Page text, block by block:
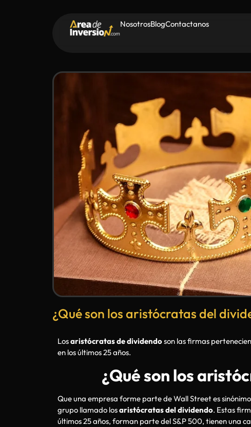
NosotrosBlogContactanos
¿Qué son los aristócratas del
Losaristócratas de dividendoson las firmas
en los últimos 25 años.
¿Qué son los
Que una empresa forme parte de Wall Street es
grupo llamado losaristócratas del dividendo. Estas
últimos 25 años, forman parte del S&P 500, tienen una